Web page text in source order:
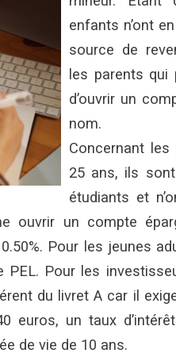
enfants n’ont
source de
les parents qui
d’ouvrir un
nom.
Concernant
25 ans, ils
étudiants et
ouvrir un compte
Pour les jeunes
Pour les
du livret A car il
euros, un taux
de vie de 10 ans.